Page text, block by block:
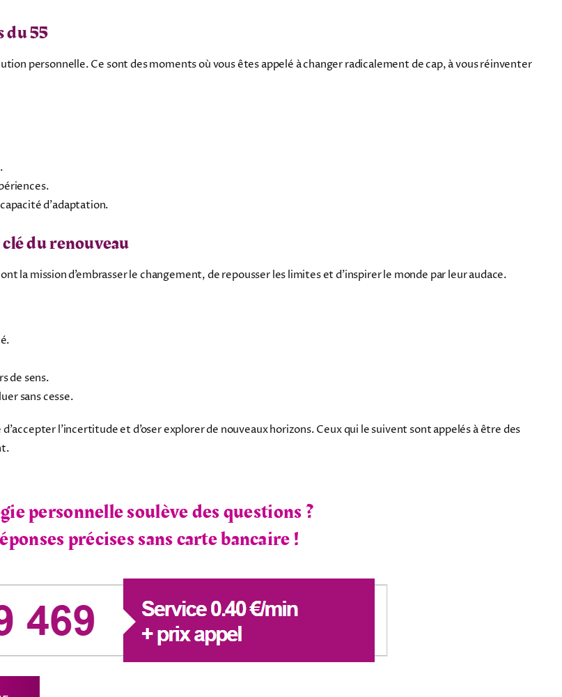
du 55
personnelle. Ce sont des moments où vous êtes appelé à changer radicalement de cap, à vous réinventer
d’adaptation.
du renouveau
la mission d’embrasser le changement, de repousser les limites et d’inspirer le monde par leur audace.
de sens.
sans cesse.
l’incertitude et d’oser explorer de nouveaux horizons. Ceux qui le suivent sont appelés à être des
personnelle soulève des questions ?
précises sans carte bancaire !